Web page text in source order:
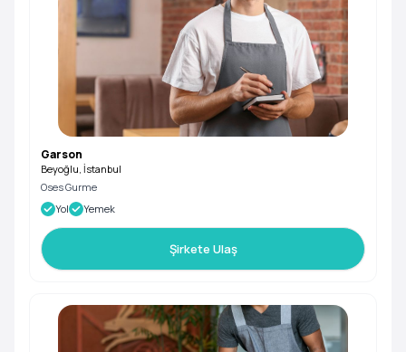
Garson
Beyoğlu, İstanbul
Oses Gurme
Yol
Yemek
Şirkete Ulaş